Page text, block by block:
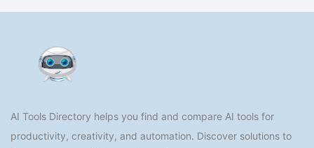
AI Tools Directory helps you find and compare AI tools for
productivity, creativity, and automation. Discover solutions to